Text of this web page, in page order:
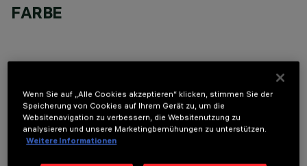
FARBE
ERFORDERLICHES ZUBEHÖR
Um das Produkt ordnungsgemäß zu installieren und zu betreiben, muss eines der erforderlichen
Zubehörteile bestellt werden:
Wenn Sie auf „Alle Cookies akzeptieren“ klicken, stimmen Sie der
Speicherung von Cookies auf Ihrem Gerät zu, um die
Websitenavigation zu verbessern, die Websitenutzung zu
analysieren und unsere Marketingbemühungen zu unterstützen.
Weitere Informationen